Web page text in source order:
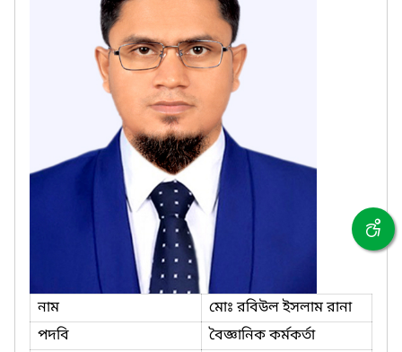
নাম
মোঃ রবিউল ইসলাম রানা
পদবি
বৈজ্ঞানিক কর্মকর্তা